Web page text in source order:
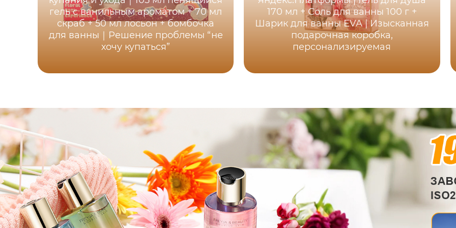
гель с ванильным ароматом + 70 мл
скраб + 50 мл лосьон + бомбочка
для ванны｜Решение проблемы “не
хочу купаться”
170 мл + Соль для ванны 100 г +
Шарик для ванны EVA | Изысканная
подарочная коробка,
персонализируемая